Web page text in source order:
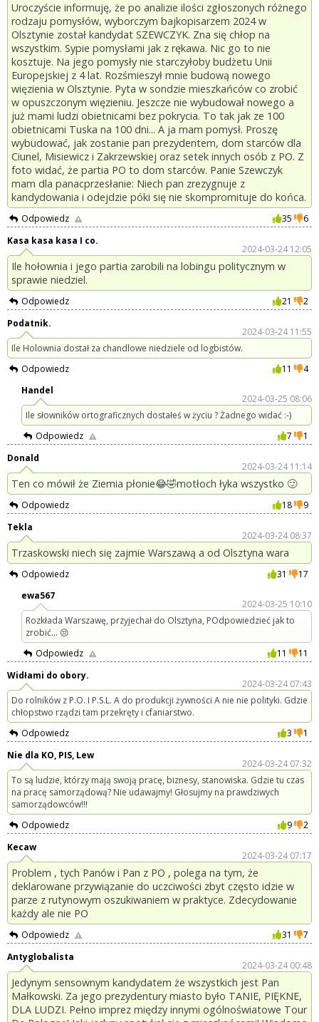
Uroczyście informuję, że po analizie ilości zgłoszonych różnego
rodzaju pomysłów, wyborczym bajkopisarzem 2024 w
Olsztynie został kandydat SZEWCZYK. Zna się chłop na
wszystkim. Sypie pomysłami jak z rękawa. Nic go to nie
kosztuje. Na jego pomysły nie starczyłoby budżetu Unii
Europejskiej z 4 lat. Rozśmieszył mnie budową nowego
więzienia w Olsztynie. Pyta w sondzie mieszkańców co zrobić
w opuszczonym więzieniu. Jeszcze nie wybudował nowego a
już mami ludzi obietnicami bez pokrycia. To tak jak ze 100
obietnicami Tuska na 100 dni... A ja mam pomysł. Proszę
wybudować, jak zostanie pan prezydentem, dom starców dla
Ciunel, Misiewicz i Zakrzewskiej oraz setek innych osób z PO. Z
foto widać, że partia PO to dom starców. Panie Szewczyk
mam dla panacprzesłanie: Niech pan zrezygnuje z
kandydowania i odejdzie póki się nie skompromituje do końca.
Odpowiedz 35
6
Kasa kasa kasa I co.
2024-03-24 12:05
Ile hołownia i jego partia zarobili na lobingu politycznym w
sprawie niedziel.
Odpowiedz 21
2
Podatnik.
2024-03-24 11:55
Ile Holownia dostał za chandlowe niedziele od logbistów.
Odpowiedz
11
4
Handel
2024-03-25 08:06
Ile słowników ortograficznych dostałeś w życiu ? Żadnego widać :-)
Odpowiedz
7
1
Donald
2024-03-24 11:14
Ten co mówił że Ziemia płonie😂🤣motłoch łyka wszystko 🙂
Odpowiedz 18
9
Tekla
2024-03-24 08:37
Trzaskowski niech się zajmie Warszawą a od Olsztyna wara
Odpowiedz 31
17
ewa567
2024-03-25 10:10
Rozkłada Warszawę, przyjechał do Olsztyna, POdpowiedzieć jak to
zrobić... 😒
Odpowiedz
11
11
Widłami do obory.
2024-03-24 07:43
Do rolników z P.O. I P.S.L. A do produkcji żywności A nie nie polityki. Gdzie
chłopstwo rządzi tam przekręty i cfaniarstwo.
Odpowiedz
3
1
Nie dla KO, PIS, Lew
2024-03-24 07:32
To są ludzie, którzy mają swoją pracę, biznesy, stanowiska. Gdzie tu czas
na pracę samorządową? Nie udawajmy! Głosujmy na prawdziwych
samorządowców!!!
Odpowiedz
9
2
Kecaw
2024-03-24 07:17
Problem , tych Panów i Pan z PO , polega na tym, że
deklarowane przywiązanie do uczciwości zbyt często idzie w
parze z rutynowym oszukiwaniem w praktyce. Zdecydowanie
każdy ale nie PO
Odpowiedz 31
7
Antyglobalista
2024-03-24 00:48
Jedynym sensownym kandydatem że wszystkich jest Pan
Małkowski. Za jego prezydentury miasto było TANIE, PIĘKNE,
DLA LUDZI. Pełno imprez między innymi ogólnoświatowe Tour